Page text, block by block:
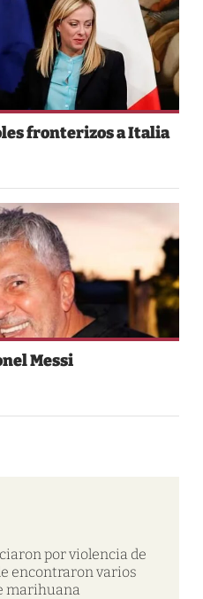
fronterizos a Italia
Messi
por violencia de
encontraron varios
marihuana